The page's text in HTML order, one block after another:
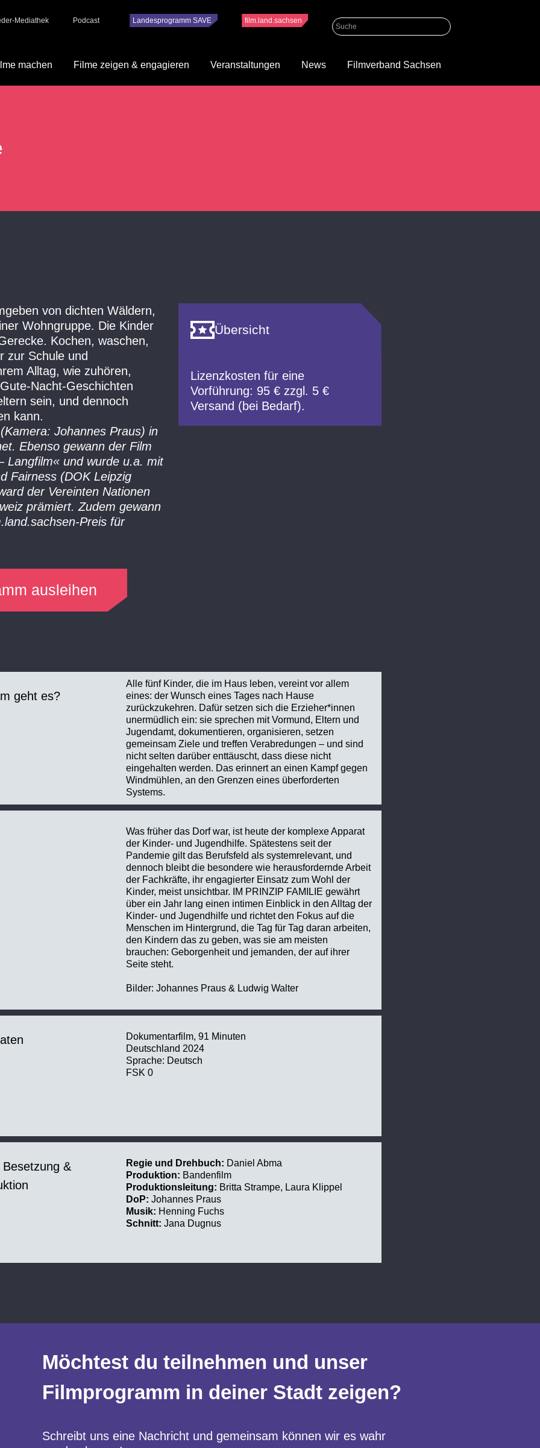
Mediathek Podcast Landesprogramm SAVE film.land.sachsen
machen Filme zeigen & engagieren Veranstaltungen News Filmverband Sachsen
von dichten Wäldern,
Wohngruppe. Die Kinder
Kochen, waschen,
zur Schule und
Alltag, wie zuhören,
Nacht-Geschichten
sein, und dennoch
kann.
Johannes Praus) in
Ebenso gewann der Film
Langfilm« und wurde u.a. mit
Fairness (DOK Leipzig
der Vereinten Nationen
prämiert. Zudem gewann
Preis für
ausleihen
Übersicht
Lizenzkosten für eine
Vorführung: 95 € zzgl. 5 €
Versand (bei Bedarf).
geht es?
Alle fünf Kinder, die im Haus leben, vereint vor allem
eines: der Wunsch eines Tages nach Hause
zurückzukehren. Dafür setzen sich die Erzieher*innen
unermüdlich ein: sie sprechen mit Vormund, Eltern und
Jugendamt, dokumentieren, organisieren, setzen
gemeinsam Ziele und treffen Verabredungen – und sind
nicht selten darüber enttäuscht, dass diese nicht
eingehalten werden. Das erinnert an einen Kampf gegen
Windmühlen, an den Grenzen eines überforderten
Systems.
Was früher das Dorf war, ist heute der komplexe Apparat
der Kinder- und Jugendhilfe. Spätestens seit der
Pandemie gilt das Berufsfeld als systemrelevant, und
dennoch bleibt die besondere wie herausfordernde Arbeit
der Fachkräfte, ihr engagierter Einsatz zum Wohl der
Kinder, meist unsichtbar. IM PRINZIP FAMILIE gewährt
über ein Jahr lang einen intimen Einblick in den Alltag der
Kinder- und Jugendhilfe und richtet den Fokus auf die
Menschen im Hintergrund, die Tag für Tag daran arbeiten,
den Kindern das zu geben, was sie am meisten
brauchen: Geborgenheit und jemanden, der auf ihrer
Seite steht.
Bilder: Johannes Praus & Ludwig Walter
Dokumentarfilm, 91 Minuten
Deutschland 2024
Sprache: Deutsch
FSK 0
&
Regie und Drehbuch: Daniel Abma
Produktion: Bandenfilm
Produktionsleitung: Britta Strampe, Laura Klippel
DoP: Johannes Praus
Musik: Henning Fuchs
Schnitt: Jana Dugnus
Möchtest du teilnehmen und unser
Filmprogramm in deiner Stadt zeigen?
Schreibt uns eine Nachricht und gemeinsam können wir es wahr